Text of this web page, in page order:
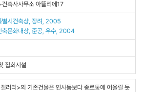
건축사사무소 아뜰리에17
별시건축상, 장려, 2005
축문화대상, 준공, 우수, 2004
집회시설
러리>의 기존건물은 인사동보다 종로통에 어울릴 듯